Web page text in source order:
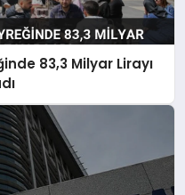
83,3 Milyar Lirayı